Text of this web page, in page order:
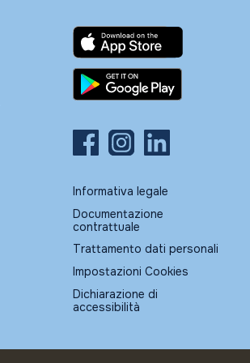
Informativa legale
Documentazione
contrattuale
Trattamento dati personali
Impostazioni Cookies
Dichiarazione di
accessibilità